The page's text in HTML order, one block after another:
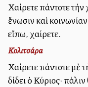
Χαίρετε πάντοτε
ἕνωσιν καὶ
εἴπω, χαίρετε.
Κολιτσάρα
Χαίρετε πάντοτε μὲ
δίδει ὁ Κύριος·